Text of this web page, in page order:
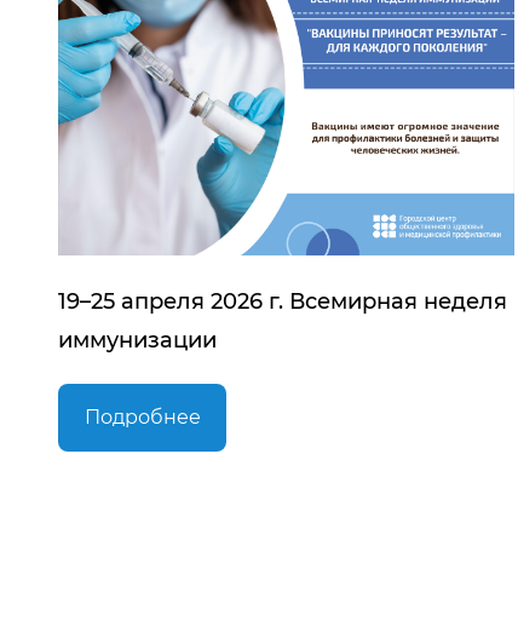
19–25 апреля 2026 г. Всемирная неделя
иммунизации
Подробнее